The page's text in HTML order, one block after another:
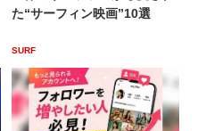
た“サーフィン映画”10選
SURF